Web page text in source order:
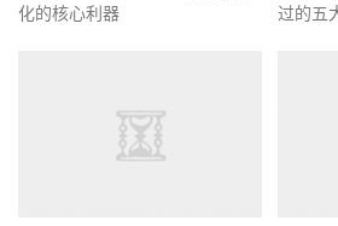
化的核心利器
过的五